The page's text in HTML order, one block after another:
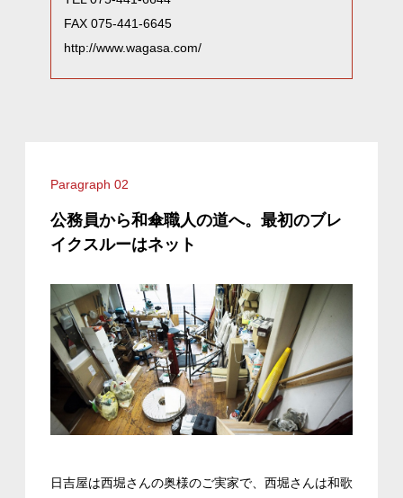
FAX 075-441-6645
http://www.wagasa.com/
Paragraph 02
公務員から和傘職人の道へ。最初のブレ
イクスルーはネット
日吉屋は西堀さんの奥様のご実家で、西堀さんは和歌